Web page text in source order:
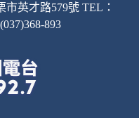
英才路579號 TEL：
893